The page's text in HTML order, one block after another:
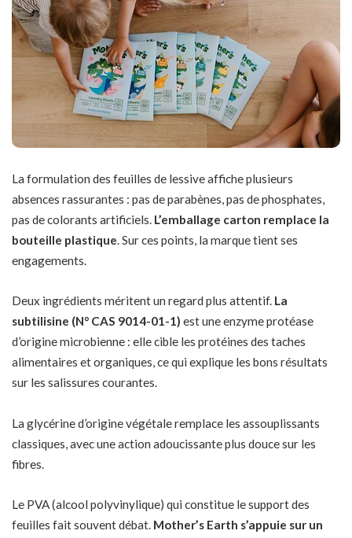
La formulation des feuilles de lessive affiche plusieurs
absences rassurantes : pas de parabènes, pas de phosphates,
pas de colorants artificiels. L’emballage carton remplace la
bouteille plastique. Sur ces points, la marque tient ses
engagements.
Deux ingrédients méritent un regard plus attentif. La
subtilisine (N° CAS 9014-01-1) est une enzyme protéase
d’origine microbienne : elle cible les protéines des taches
alimentaires et organiques, ce qui explique les bons résultats
sur les salissures courantes.
La glycérine d’origine végétale remplace les assouplissants
classiques, avec une action adoucissante plus douce sur les
fibres.
Le PVA (alcool polyvinylique) qui constitue le support des
feuilles fait souvent débat. Mother’s Earth s’appuie sur un